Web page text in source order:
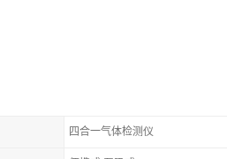
四合一气体检测仪